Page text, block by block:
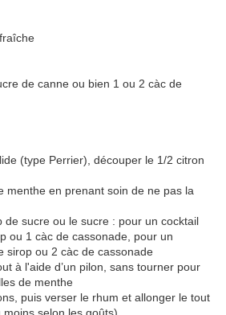
de canne ou bien 1 ou 2 càc de
(type Perrier), découper le 1/2 citron
menthe en prenant soin de ne pas la
de sucre ou le sucre : pour un cocktail
ou 1 càc de cassonade, pour un
sirop ou 2 càc de cassonade
à l'aide d’un pilon, sans tourner pour
de menthe
puis verser le rhum et allonger le tout